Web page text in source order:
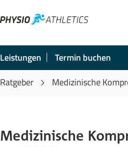
Leistungen Termin buchen
Ratgeber
Medizinische
Medizinische